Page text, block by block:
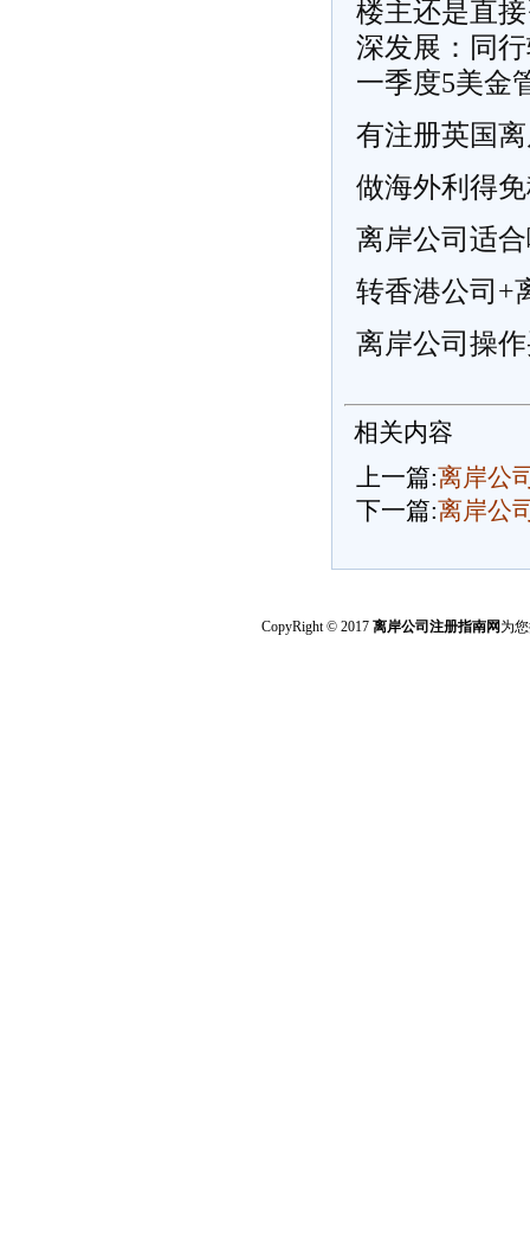
楼主还是直
深发展：同
一季度5美金
有注册英国
做海外利得
离岸公司适
转香港公司+
离岸公司操
相关内容
上一篇:离岸公
下一篇:离岸公
CopyRight © 2017 离岸公司注册指南网 为